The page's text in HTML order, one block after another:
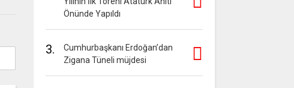
Önünde Yapıldı
3.
Cumhurbaşkanı Erdoğan’dan
Zigana Tüneli müjdesi